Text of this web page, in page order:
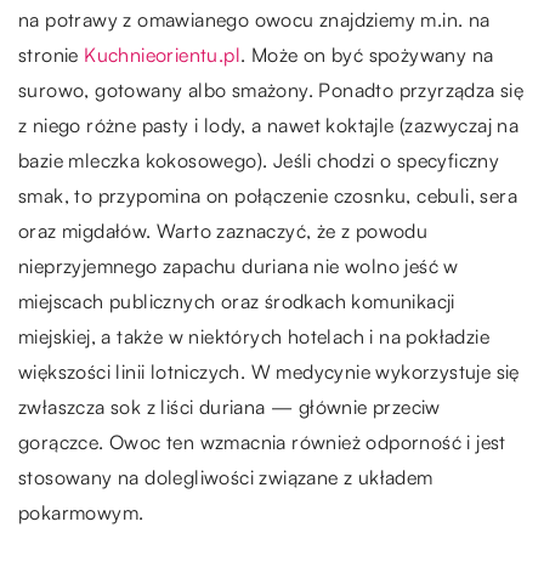
na potrawy z omawianego owocu znajdziemy m.in. na
stronie Kuchnieorientu.pl. Może on być spożywany na
surowo, gotowany albo smażony. Ponadto przyrządza się
z niego różne pasty i lody, a nawet koktajle (zazwyczaj na
bazie mleczka kokosowego). Jeśli chodzi o specyficzny
smak, to przypomina on połączenie czosnku, cebuli, sera
oraz migdałów. Warto zaznaczyć, że z powodu
nieprzyjemnego zapachu duriana nie wolno jeść w
miejscach publicznych oraz środkach komunikacji
miejskiej, a także w niektórych hotelach i na pokładzie
większości linii lotniczych. W medycynie wykorzystuje się
zwłaszcza sok z liści duriana — głównie przeciw
gorączce. Owoc ten wzmacnia również odporność i jest
stosowany na dolegliwości związane z układem
pokarmowym.